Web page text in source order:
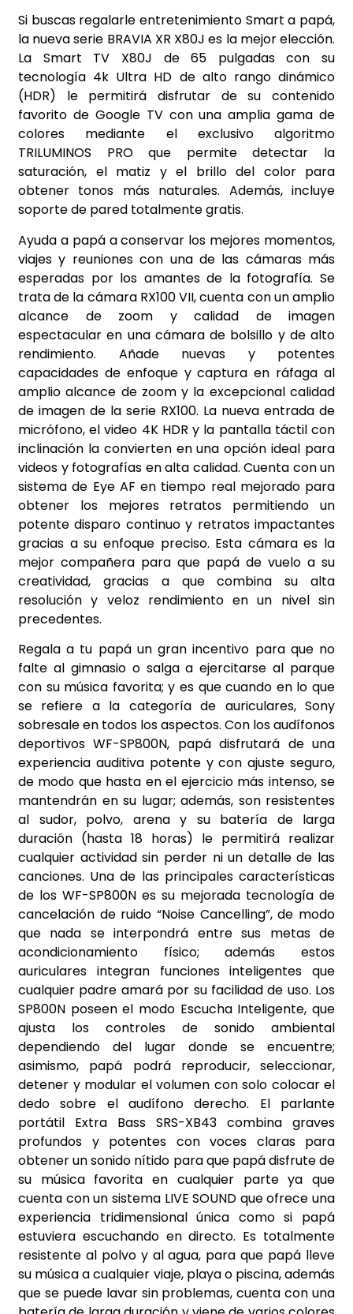
Si buscas regalarle entretenimiento Smart a papá,
la nueva serie BRAVIA XR X80J es la mejor elección.
La Smart TV X80J de 65 pulgadas con su
tecnología 4k Ultra HD de alto rango dinámico
(HDR) le permitirá disfrutar de su contenido
favorito de Google TV con una amplia gama de
colores mediante el exclusivo algoritmo
TRILUMINOS PRO que permite detectar la
saturación, el matiz y el brillo del color para
obtener tonos más naturales. Además, incluye
soporte de pared totalmente gratis.
Ayuda a papá a conservar los mejores momentos,
viajes y reuniones con una de las cámaras más
esperadas por los amantes de la fotografía. Se
trata de la cámara RX100 VII, cuenta con un amplio
alcance de zoom y calidad de imagen
espectacular en una cámara de bolsillo y de alto
rendimiento. Añade nuevas y potentes
capacidades de enfoque y captura en ráfaga al
amplio alcance de zoom y la excepcional calidad
de imagen de la serie RX100. La nueva entrada de
micrófono, el video 4K HDR y la pantalla táctil con
inclinación la convierten en una opción ideal para
videos y fotografías en alta calidad. Cuenta con un
sistema de Eye AF en tiempo real mejorado para
obtener los mejores retratos permitiendo un
potente disparo continuo y retratos impactantes
gracias a su enfoque preciso. Esta cámara es la
mejor compañera para que papá de vuelo a su
creatividad, gracias a que combina su alta
resolución y veloz rendimiento en un nivel sin
precedentes.
Regala a tu papá un gran incentivo para que no
falte al gimnasio o salga a ejercitarse al parque
con su música favorita; y es que cuando en lo que
se refiere a la categoría de auriculares, Sony
sobresale en todos los aspectos. Con los audífonos
deportivos WF-SP800N, papá disfrutará de una
experiencia auditiva potente y con ajuste seguro,
de modo que hasta en el ejercicio más intenso, se
mantendrán en su lugar; además, son resistentes
al sudor, polvo, arena y su batería de larga
duración (hasta 18 horas) le permitirá realizar
cualquier actividad sin perder ni un detalle de las
canciones. Una de las principales características
de los WF-SP800N es su mejorada tecnología de
cancelación de ruido “Noise Cancelling”, de modo
que nada se interpondrá entre sus metas de
acondicionamiento físico; además estos
auriculares integran funciones inteligentes que
cualquier padre amará por su facilidad de uso. Los
SP800N poseen el modo Escucha Inteligente, que
ajusta los controles de sonido ambiental
dependiendo del lugar donde se encuentre;
asimismo, papá podrá reproducir, seleccionar,
detener y modular el volumen con solo colocar el
dedo sobre el audífono derecho. El parlante
portátil Extra Bass SRS-XB43 combina graves
profundos y potentes con voces claras para
obtener un sonido nítido para que papá disfrute de
su música favorita en cualquier parte ya que
cuenta con un sistema LIVE SOUND que ofrece una
experiencia tridimensional única como si papá
estuviera escuchando en directo. Es totalmente
resistente al polvo y al agua, para que papá lleve
su música a cualquier viaje, playa o piscina, además
que se puede lavar sin problemas, cuenta con una